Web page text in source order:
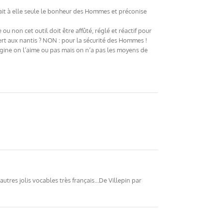
à elle seule le bonheur des Hommes et préconise
ou non cet outil doit être affûté, réglé et réactif pour
aux nantis ? NON : pour la sécurité des Hommes !
on l’aime ou pas mais on n’a pas les moyens de
jolis vocables très français…De Villepin par